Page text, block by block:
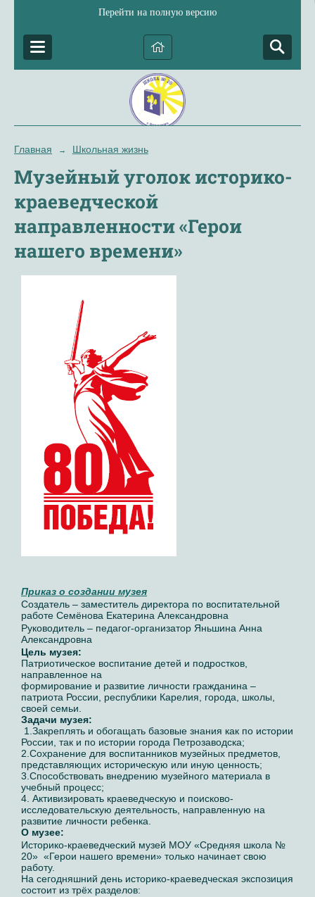
Перейти на полную версию
Главная → Школьная жизнь
Музейный уголок историко-
краеведческой
направленности «Герои
нашего времени»
Приказ о создании музея
Создатель – заместитель директора по воспитательной
работе Семёнова Екатерина Александровна
Руководитель – педагог-организатор Яньшина Анна
Александровна
Цель музея:
Патриотическое воспитание детей и подростков,
направленное на
формирование и развитие личности гражданина –
патриота России, республики Карелия, города, школы,
своей семьи.
Задачи музея:
1.Закреплять и обогащать базовые знания как по истории
России, так и по истории города Петрозаводска;
2.Сохранение для воспитанников музейных предметов,
представляющих историческую или иную ценность;
3.Способствовать внедрению музейного материала в
учебный процесс;
4. Активизировать краеведческую и поисково-
исследовательскую деятельность, направленную на
развитие личности ребенка.
О музее:
Историко-краеведческий музей МОУ «Средняя школа №
20» «Герои нашего времени» только начинает свою
работу.
На сегодняшний день историко-краеведческая экспозиция
состоит из трёх разделов: